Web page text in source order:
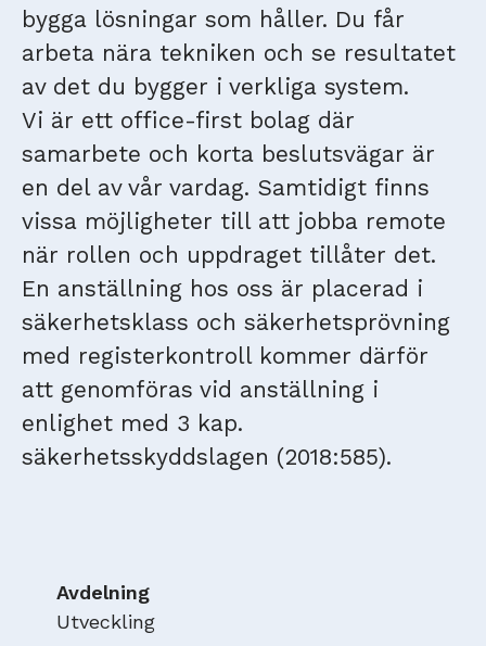
bygga lösningar som håller. Du får
arbeta nära tekniken och se resultatet
av det du bygger i verkliga system.
Vi är ett office-first bolag där
samarbete och korta beslutsvägar är
en del av vår vardag. Samtidigt finns
vissa möjligheter till att jobba remote
när rollen och uppdraget tillåter det.
En anställning hos oss är placerad i
säkerhetsklass och säkerhetsprövning
med registerkontroll kommer därför
att genomföras vid anställning i
enlighet med 3 kap.
säkerhetsskyddslagen (2018:585).
Avdelning
Utveckling